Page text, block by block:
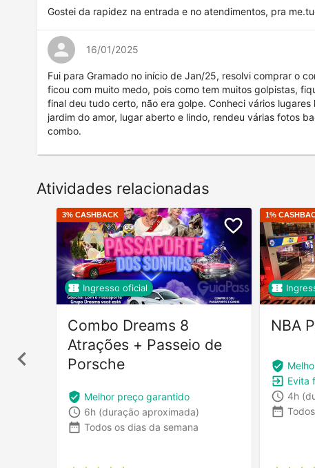
Gostei da rapidez na entrada e no atendimentos, pra
16/01/2025
Fui para Gramado no início de Jan/25, resolvi comprar o
ficou com muito medo, pois como tem muitos golpistas,
final deu tudo certo, não era golpe. Conheci vários
jardim do amor, lugar aberto e lindo, rendeu várias fotos
combo.
Atividades relacionadas
3% CASHBACK
Ingresso oficial
Combo Dreams 8
Atrações + Passeio de
Porsche
Melhor preço garantido
6h (duração aproximada)
Todos os dias da semana
1%
NBA
Evita
4h